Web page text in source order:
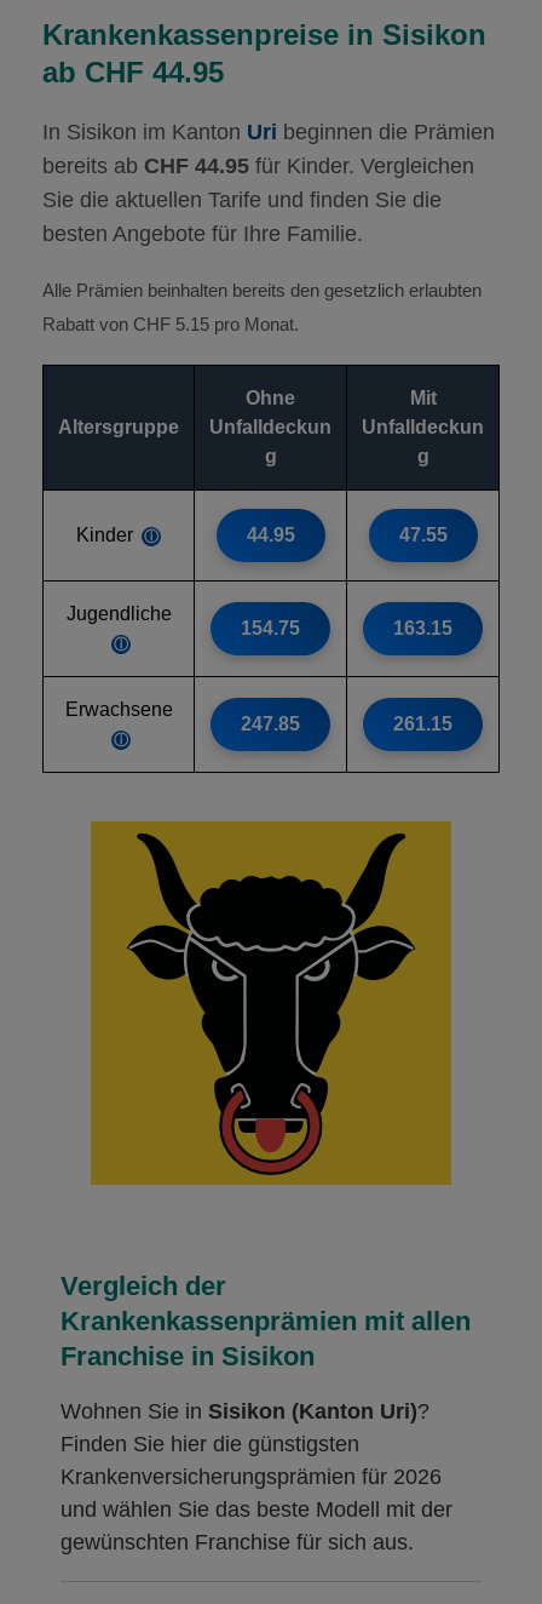
Krankenkassenpreise in Sisikon
ab CHF 44.95
In Sisikon im Kanton Uri beginnen die Prämien
bereits ab CHF 44.95 für Kinder. Vergleichen
Sie die aktuellen Tarife und finden Sie die
besten Angebote für Ihre Familie.
Alle Prämien beinhalten bereits den gesetzlich erlaubten
Rabatt von CHF 5.15 pro Monat.
Altersgruppe
Ohne
Unfalldeckun
g
Mit
Unfalldeckun
g
Kinder ⓘ 44.95 47.55
Jugendliche
ⓘ
154.75 163.15
Erwachsene
ⓘ
247.85 261.15
Vergleich der
Krankenkassenprämien mit allen
Franchise in Sisikon
Wohnen Sie in Sisikon (Kanton Uri)?
Finden Sie hier die günstigsten
Krankenversicherungsprämien für 2026
und wählen Sie das beste Modell mit der
gewünschten Franchise für sich aus.